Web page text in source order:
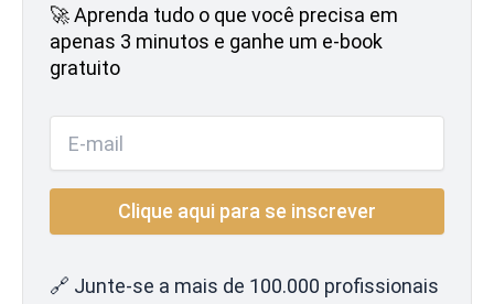
🚀 Aprenda tudo o que você precisa em
apenas 3 minutos e ganhe um e-book
gratuito
🔗 Junte-se a mais de 100.000 profissionais